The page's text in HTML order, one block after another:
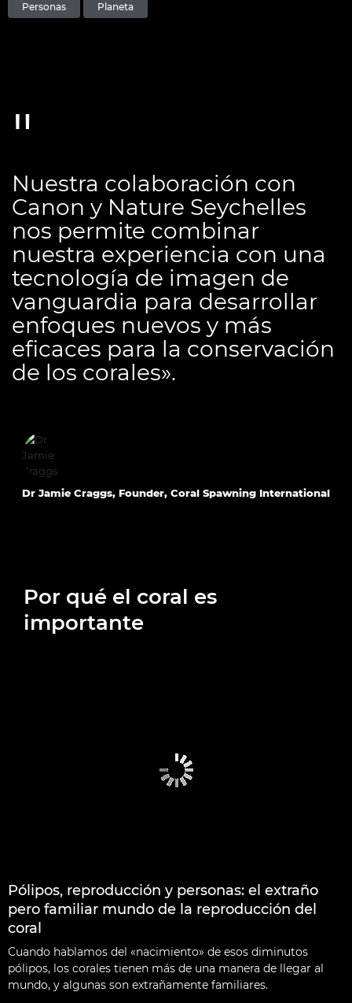
Personas Planeta
Dr Jamie Craggs, Founder, Coral Spawning International
Nuestra colaboración con
Canon y Nature Seychelles
nos permite combinar
nuestra experiencia con una
tecnología de imagen de
vanguardia para desarrollar
enfoques nuevos y más
eficaces para la conservación
de los corales».
Por qué el coral es
importante
Pólipos, reproducción y personas: el extraño
pero familiar mundo de la reproducción del
coral
Cuando hablamos del «nacimiento» de esos diminutos
pólipos, los corales tienen más de una manera de llegar al
mundo, y algunas son extrañamente familiares.